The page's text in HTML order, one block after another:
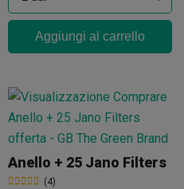
Aggiungi al carrello
Anello + 25 Jano Filters
(4)